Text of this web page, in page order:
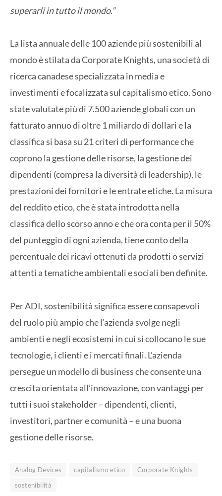
superarli in tutto il mondo.”
La lista annuale delle 100 aziende più sostenibili al
mondo è stilata da Corporate Knights, una società di
ricerca canadese specializzata in media e
investimenti e focalizzata sul capitalismo etico. Sono
state valutate più di 7.500 aziende globali con un
fatturato annuo di oltre 1 miliardo di dollari e la
classifica si basa su 21 criteri di performance che
coprono la gestione delle risorse, la gestione dei
dipendenti (compresa la diversità di leadership), le
prestazioni dei fornitori e le entrate etiche. La misura
del reddito etico, che è stata introdotta nella
classifica dello scorso anno e che ora conta per il 50%
del punteggio di ogni azienda, tiene conto della
percentuale dei ricavi ottenuti da prodotti o servizi
attenti a tematiche ambientali e sociali ben definite.
Per ADI, sostenibilità significa essere consapevoli
del ruolo più ampio che l’azienda svolge negli
ambienti e negli ecosistemi in cui si collocano le sue
tecnologie, i clienti e i mercati finali. L’azienda
persegue un modello di business che consente una
crescita orientata all’innovazione, con vantaggi per
tutti i suoi stakeholder – dipendenti, clienti,
investitori, partner e comunità – e una buona
gestione delle risorse.
Analog Devices capitalismo etico
Corporate Knights
sostenibilità